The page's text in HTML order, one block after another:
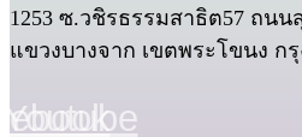
1253 ซ.วชิรธรรมสาธิต57 ถนน
แขวงบางจาก เขตพระโขนง ก
Youtube